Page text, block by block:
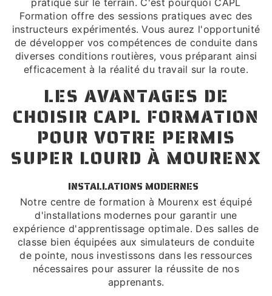
Formation offre des sessions pratiques avec des
instructeurs expérimentés. Vous aurez l'opportunité
de développer vos compétences de conduite dans
diverses conditions routières, vous préparant ainsi
efficacement à la réalité du travail sur la route.
LES AVANTAGES DE
CHOISIR CAPL FORMATION
POUR VOTRE PERMIS
SUPER LOURD À MOURENX
INSTALLATIONS MODERNES
Notre centre de formation à Mourenx est équipé
d'installations modernes pour garantir une
expérience d'apprentissage optimale. Des salles de
classe bien équipées aux simulateurs de conduite
de pointe, nous investissons dans les ressources
nécessaires pour assurer la réussite de nos
apprenants.